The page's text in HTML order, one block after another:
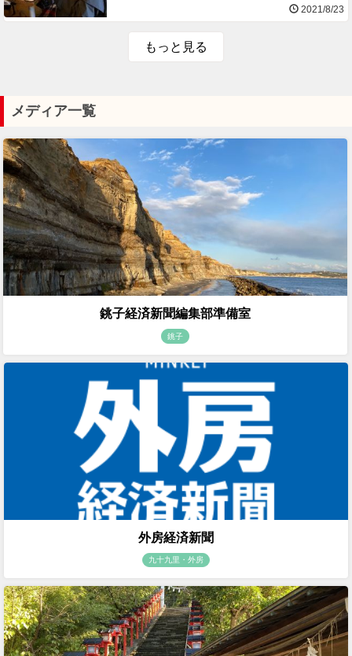
2021/8/23
もっと見る
メディア一覧
銚子経済新聞編集部準備室
銚子
外房経済新聞
九十九里・外房